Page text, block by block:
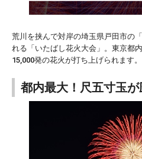
荒川を挟んで対岸の埼玉県戸田市の
れる「いたばし花火大会」。東京都
15,000発の花火が打ち上げられます。
都内最大！尺五寸玉が